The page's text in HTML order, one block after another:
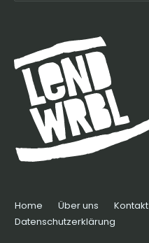
Home Über uns Kontakt
Datenschutzerklärung